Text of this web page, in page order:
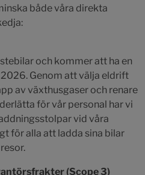
både våra direkta
och kommer att ha en
Genom att välja eldrift
av växthusgaser och renare
för vår personal har vi
vid våra
för alla att ladda sina bilar
(Scope 3)